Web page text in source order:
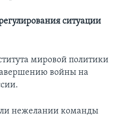
ситуации
мировой политики
войны на
нежелании команды